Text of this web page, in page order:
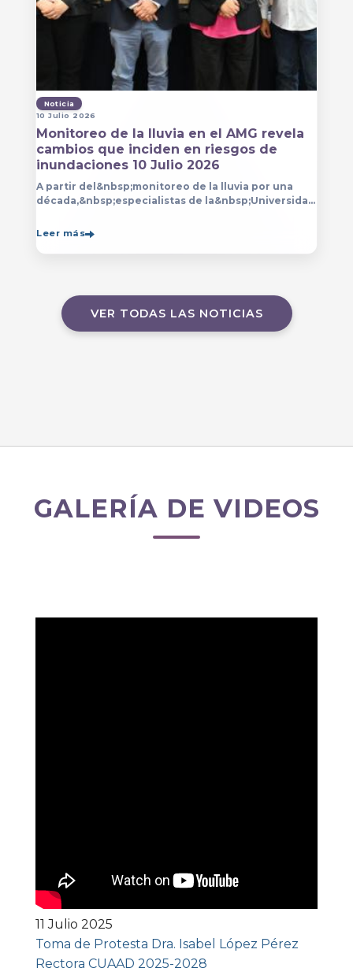
Noticia
10 Julio 2026
Monitoreo de la lluvia en el AMG revela
cambios que inciden en riesgos de
inundaciones 10 Julio 2026
A partir del&nbsp;monitoreo de la lluvia por una
década,&nbsp;especialistas de la&nbsp;Universidad
Leer más
VER TODAS LAS NOTICIAS
GALERÍA DE VIDEOS
11 Julio 2025
Toma de Protesta Dra. Isabel López Pérez
Rectora CUAAD 2025-2028